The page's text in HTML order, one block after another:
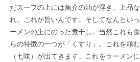
だスープの上には魚介の油が浮き、上品
れ、これが旨いんです。そしてなんとい
ーメンの上にのった煮干し。当然これも
らの特徴の一つが「くすり」。これを頼
（七味）が出てきます。これをラーメン